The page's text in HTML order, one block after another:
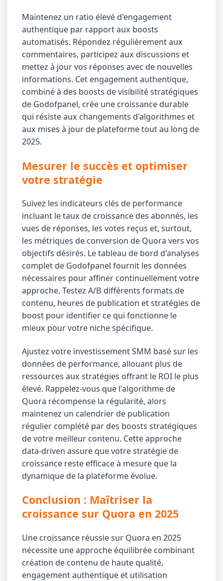
Maintenez un ratio élevé d'engagement
authentique par rapport aux boosts
automatisés. Répondez régulièrement aux
commentaires, participez aux discussions et
mettez à jour vos réponses avec de nouvelles
informations. Cet engagement authentique,
combiné à des boosts de visibilité stratégiques
de Godofpanel, crée une croissance durable
qui résiste aux changements d'algorithmes et
aux mises à jour de plateforme tout au long de
2025.
Mesurer le succès et optimiser
votre stratégie
Suivez les indicateurs clés de performance
incluant le taux de croissance des abonnés, les
vues de réponses, les votes reçus et, surtout,
les métriques de conversion de Quora vers vos
objectifs désirés. Le tableau de bord d'analyses
complet de Godofpanel fournit les données
nécessaires pour affiner continuellement votre
approche. Testez A/B différents formats de
contenu, heures de publication et stratégies de
boost pour identifier ce qui fonctionne le
mieux pour votre niche spécifique.
Ajustez votre investissement SMM basé sur les
données de performance, allouant plus de
ressources aux stratégies offrant le ROI le plus
élevé. Rappelez-vous que l'algorithme de
Quora récompense la régularité, alors
maintenez un calendrier de publication
régulier complété par des boosts stratégiques
de votre meilleur contenu. Cette approche
data-driven assure que votre stratégie de
croissance reste efficace à mesure que la
dynamique de la plateforme évolue.
Conclusion : Maîtriser la
croissance sur Quora en 2025
Une croissance réussie sur Quora en 2025
nécessite une approche équilibrée combinant
création de contenu de haute qualité,
engagement authentique et utilisation